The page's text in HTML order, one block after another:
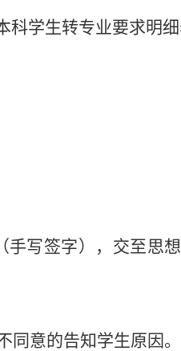
科学生转专业要求明
（手写签字）， 交至思
同意的告知学生原因。